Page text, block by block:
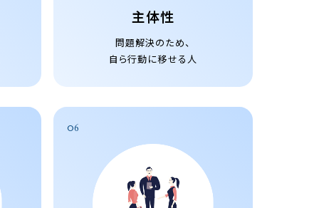
主体性
問題解決のため、
自ら行動に移せる人
06